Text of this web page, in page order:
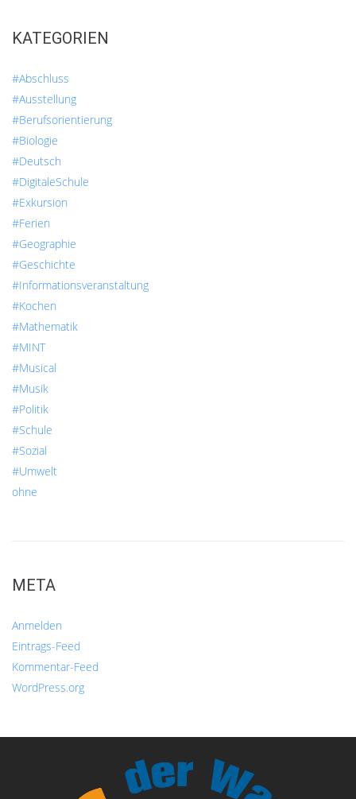
KATEGORIEN
#Abschluss
#Ausstellung
#Berufsorientierung
#Biologie
#Deutsch
#DigitaleSchule
#Exkursion
#Ferien
#Geographie
#Geschichte
#Informationsveranstaltung
#Kochen
#Mathematik
#MINT
#Musical
#Musik
#Politik
#Schule
#Sozial
#Umwelt
ohne
META
Anmelden
Eintrags-Feed
Kommentar-Feed
WordPress.org